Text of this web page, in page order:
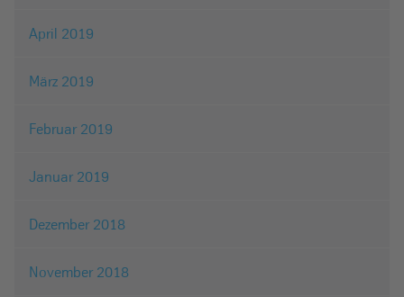
April 2019
März 2019
Februar 2019
Januar 2019
Dezember 2018
November 2018